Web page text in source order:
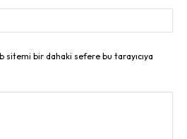
sitemi bir dahaki sefere bu tarayıcıya